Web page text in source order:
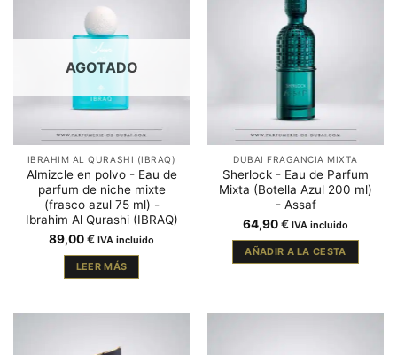
AGOTADO
IBRAHIM AL QURASHI (IBRAQ)
Almizcle en polvo - Eau de
parfum de niche mixte
(frasco azul 75 ml) -
Ibrahim Al Qurashi (IBRAQ)
89,00€ IVA incluido
LEER MÁS
DUBAI FRAGANCIA MIXTA
Sherlock - Eau de Parfum
Mixta (Botella Azul 200 ml)
- Assaf
64,90€ IVA incluido
AÑADIR A LA CESTA